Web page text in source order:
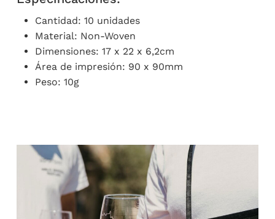
Cantidad: 10 unidades
Material: Non-Woven
Dimensiones: 17 x 22 x 6,2cm
Área de impresión: 90 x 90mm
Peso: 10g